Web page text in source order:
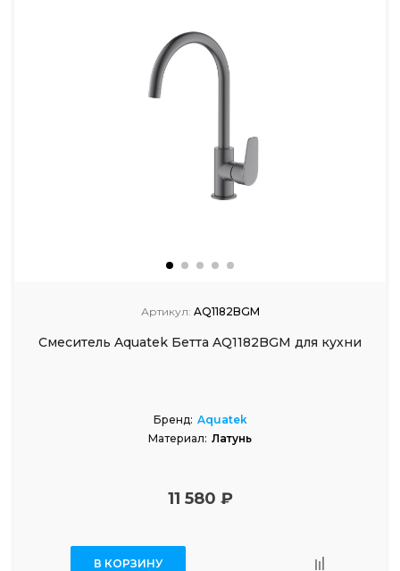
Артикул: AQ1182BGM
Смеситель Aquatek Бетта AQ1182BGM для кухни
Бренд: Aquatek
Материал: Латунь
11 580 ₽
В КОРЗИНУ